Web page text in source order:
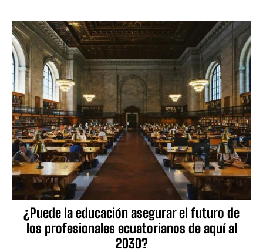
¿Puede la educación asegurar el futuro de
los profesionales ecuatorianos de aquí al
2030?